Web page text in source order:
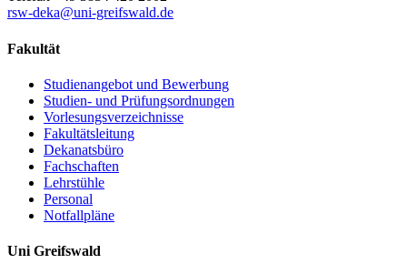
rsw-deka@uni-greifswald.de
Fakultät
Studienangebot und Bewerbung
Studien- und Prüfungsordnungen
Vorlesungsverzeichnisse
Fakultätsleitung
Dekanatsbüro
Fachschaften
Lehrstühle
Personal
Notfallpläne
Uni Greifswald